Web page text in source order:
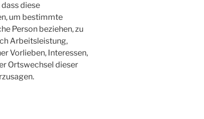
diese
um bestimmte
Person beziehen, zu
Arbeitsleistung,
Vorlieben, Interessen,
Ortswechsel dieser